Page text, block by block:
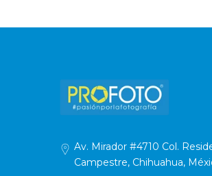
Av. Mirador #4710 Col.
Campestre, Chihuahua,